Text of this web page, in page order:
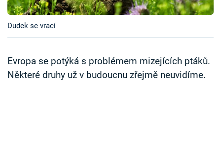
Časopis
Sledujte prima+
Přihlášení
Dudek se vrací
Evropa se potýká s problémem mizejících ptáků.
Některé druhy už v budoucnu zřejmě neuvidíme.